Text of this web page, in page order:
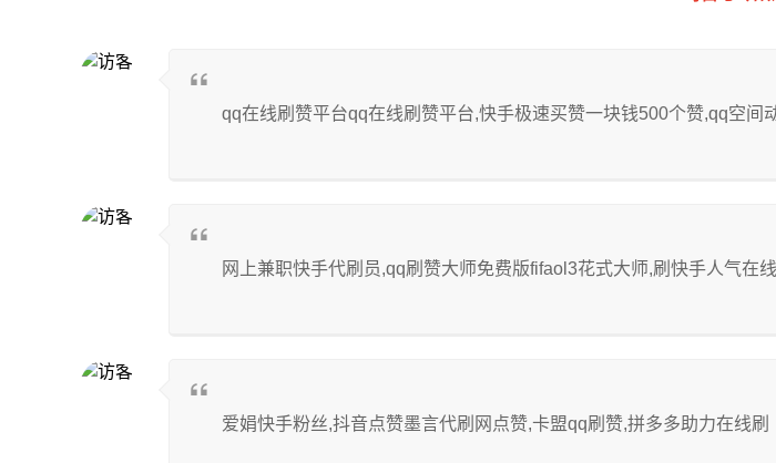
qq在线刷赞平台qq在线刷赞平台,快手极速买赞一块钱500个赞,qq空间
网上兼职快手代刷员,qq刷赞大师免费版fifaol3花式大师,刷快手人气在
爱娟快手粉丝,抖音点赞墨言代刷网点赞,卡盟qq刷赞,拼多多助力在线刷